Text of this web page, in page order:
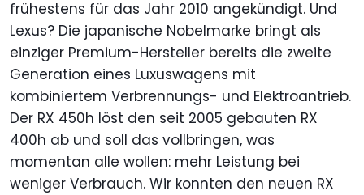
frühestens für das Jahr 2010 angekündigt. Und
Lexus? Die japanische Nobelmarke bringt als
einziger Premium-Hersteller bereits die zweite
Generation eines Luxuswagens mit
kombiniertem Verbrennungs- und Elektroantrieb.
Der RX 450h löst den seit 2005 gebauten RX
400h ab und soll das vollbringen, was
momentan alle wollen: mehr Leistung bei
weniger Verbrauch. Wir konnten den neuen RX